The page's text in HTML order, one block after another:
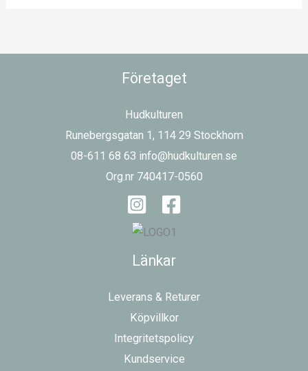
Företaget
Hudkulturen
Runebergsgatan 1, 114 29 Stockhom
08-611 68 63 info@hudkulturen.se
Org.nr 740417-0560
Länkar
Leverans & Returer
Köpvillkor
Integritetspolicy
Kundservice